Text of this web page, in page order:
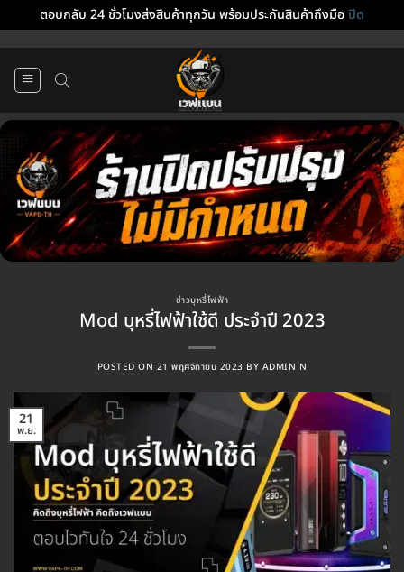
ตอบกลับ 24 ชั่วโมงส่งสินค้าทุกวัน พร้อมประกันสินค้าถึงมือปิด
ข่าวบุหรี่ไฟฟ้า
Mod บุหรี่ไฟฟ้าใช้ดี ประจำปี 2023
POSTED ON 21 พฤศจิกายน 2023 BY ADMIN N
21
พ.ย.